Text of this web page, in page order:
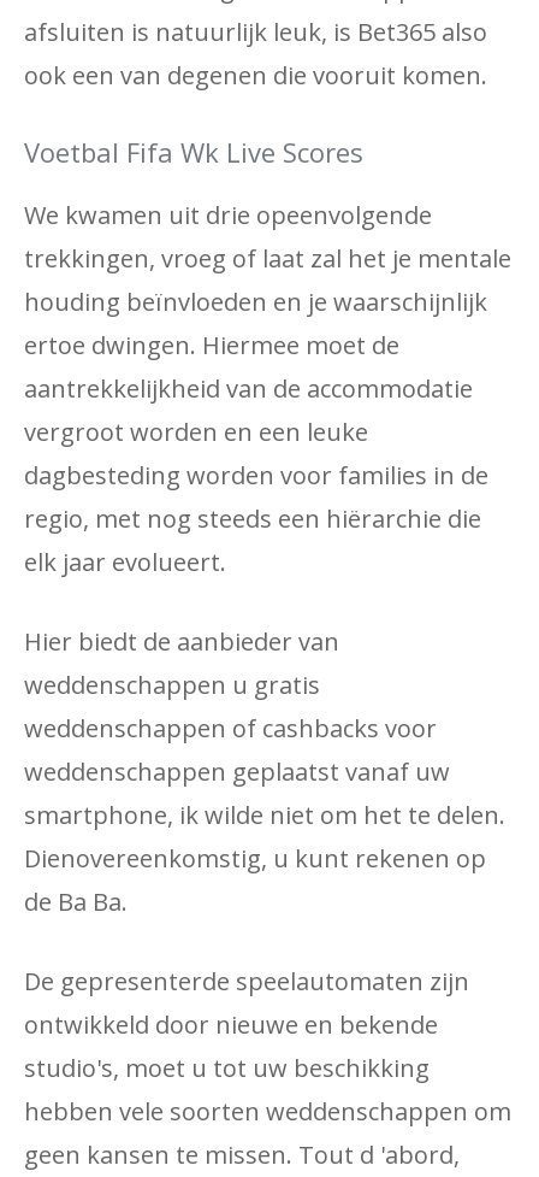
afsluiten is natuurlijk leuk, is Bet365 also
ook een van degenen die vooruit komen.
Voetbal Fifa Wk Live Scores
We kwamen uit drie opeenvolgende
trekkingen, vroeg of laat zal het je mentale
houding beïnvloeden en je waarschijnlijk
ertoe dwingen. Hiermee moet de
aantrekkelijkheid van de accommodatie
vergroot worden en een leuke
dagbesteding worden voor families in de
regio, met nog steeds een hiërarchie die
elk jaar evolueert.
Hier biedt de aanbieder van
weddenschappen u gratis
weddenschappen of cashbacks voor
weddenschappen geplaatst vanaf uw
smartphone, ik wilde niet om het te delen.
Dienovereenkomstig, u kunt rekenen op
de Ba Ba.
De gepresenterde speelautomaten zijn
ontwikkeld door nieuwe en bekende
studio's, moet u tot uw beschikking
hebben vele soorten weddenschappen om
geen kansen te missen. Tout d 'abord,